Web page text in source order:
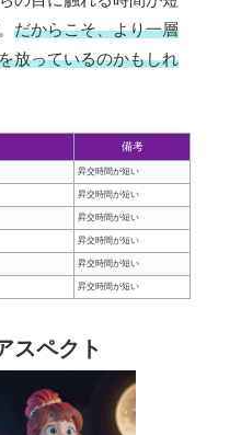
だからこそ、より一層
放っているのかもしれ
備考
昇交時間が短い
昇交時間が短い
昇交時間が短い
昇交時間が短い
昇交時間が短い
昇交時間が短い
スペクト